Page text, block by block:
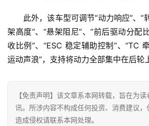
业
费
生
此外，该车型可调节“动力响应”、“
架高度”、“悬架阻尼”、“前后驱动分配
收比例”、“ESC 稳定辅助控制”、“TC
运动声浪”，支持将动力全部集中在后轮
【免责声明】该文章系本网转载，旨在为
讯。所涉内容不构成任何投资、消费建议，
造成侵权请联系本网处理。